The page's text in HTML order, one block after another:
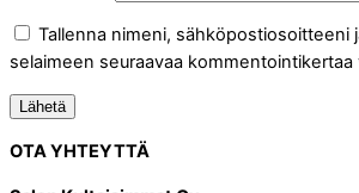
Tallenna nimeni, sähköpostiosoitteeni
selaimeen seuraavaa kommentointikertaa
OTA YHTEYTTÄ